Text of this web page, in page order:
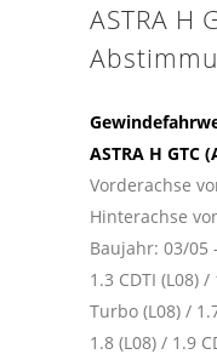
ASTRA H
ASTRA H GTC
Vorderachse
Hinterachse
Baujahr: 03/05
1.3 CDTI (L08)
Turbo (L08) /
1.8 (L08) / 1.9